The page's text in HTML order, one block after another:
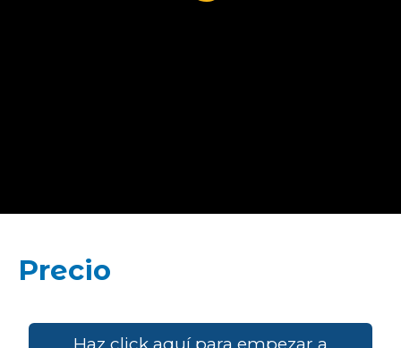
Precio